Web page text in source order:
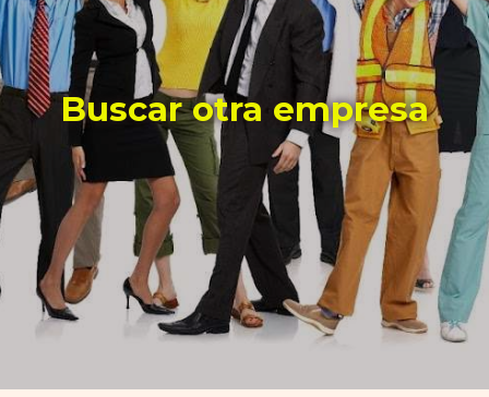
Buscar otra empresa